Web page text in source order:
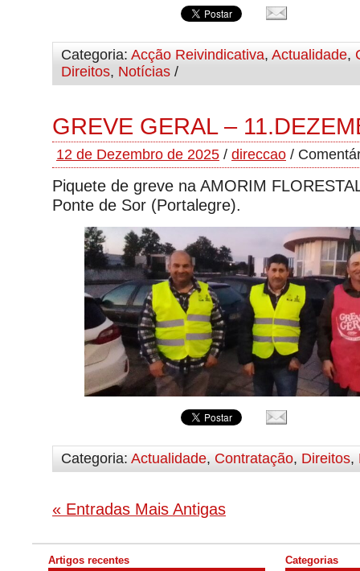
Categoria: Acção Reivindicativa, Actualidade,
Direitos, Notícias /
GREVE GERAL –
12 de Dezembro de 2025 / direccao /
Piquete de greve na AMORIM
Ponte de Sor (Portalegre).
Categoria: Actualidade, Contratação, Direitos,
« Entradas Mais Antigas
Artigos recentes Categorias